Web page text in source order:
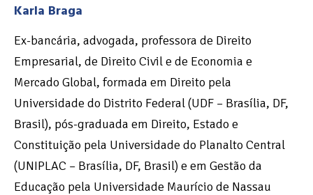
Karla Braga
Ex-bancária, advogada, professora de Direito
Empresarial, de Direito Civil e de Economia e
Mercado Global, formada em Direito pela
Universidade do Distrito Federal (UDF – Brasília, DF,
Brasil), pós-graduada em Direito, Estado e
Constituição pela Universidade do Planalto Central
(UNIPLAC – Brasília, DF, Brasil) e em Gestão da
Educação pela Universidade Maurício de Nassau